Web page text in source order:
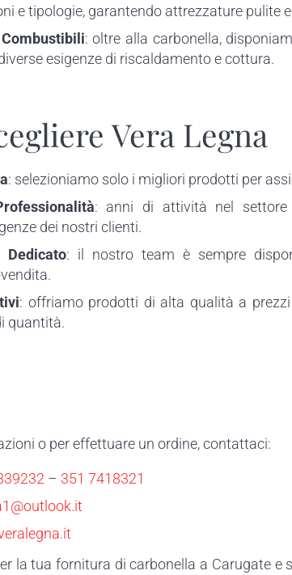
e tipologie, garantendo attrezzature pulite e
: oltre alla carbonella,
esigenze di riscaldamento e cottura.
Vera Legna
: selezioniamo solo i migliori prodotti per
: anni di attività nel settore
dei nostri clienti.
Dedicato: il nostro team è sempre
: offriamo prodotti di alta qualità a
quantità.
o per effettuare un ordine, contattaci:
– 351 7418321
la tua fornitura di carbonella a Carugate e